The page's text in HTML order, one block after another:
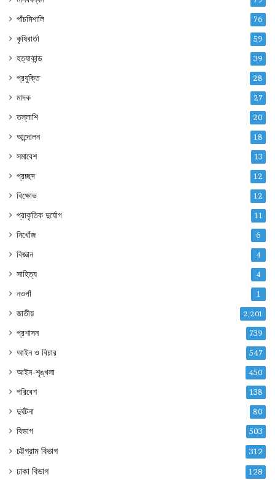
পাঁচমিশালি 76
কৃষিবার্তা 59
হত্যাকান্ড 39
প্রযুক্তি 28
মাদক 27
তল্লাশি 20
আন্দোলন 18
সমাবেশ 13
প্রচ্ছদ 12
বিক্ষোভ 12
প্রাকৃতিক দুর্যোগ 11
নিখোঁজ 6
বিজ্ঞান 4
সাহিত্য 4
নওগাঁ 1
জাতীয় 2,201
প্রশাসন 739
আইন ও বিচার 547
আইন-শৃঙ্খলা 450
পরিবেশ 138
দুর্ঘটনা 80
বিভাগ 503
চট্টগ্রাম বিভাগ 312
ঢাকা বিভাগ 128